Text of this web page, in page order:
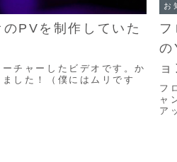
PVを制作していた
チャーしたビデオです。か
した！（僕にはムリです
お
の
フ
ャ
ア